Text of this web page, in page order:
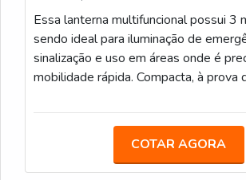
Essa lanterna multifuncional possui 3
sendo ideal para iluminação de
sinalização e uso em áreas onde é
mobilidade rápida. Compacta, à prova
para operações em ambientes
COTAR AGORA